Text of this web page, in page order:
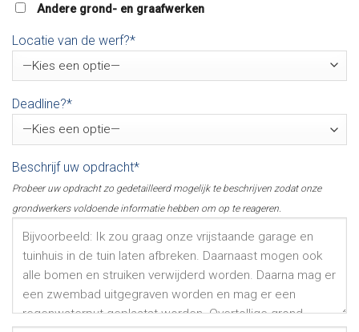
Andere grond- en graafwerken
Locatie van de werf?*
Deadline?*
Beschrijf uw opdracht*
Probeer uw opdracht zo gedetailleerd mogelijk te beschrijven zodat onze
grondwerkers voldoende informatie hebben om op te reageren.